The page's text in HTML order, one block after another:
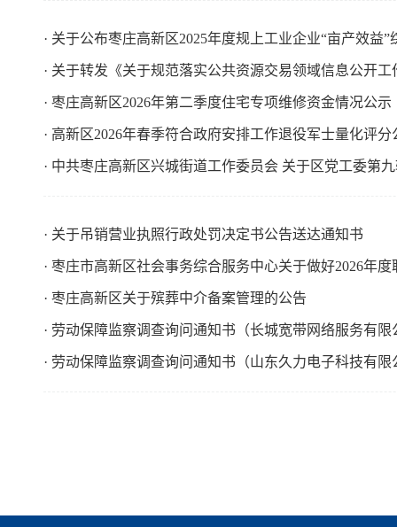
· 关于公布枣庄高新区2025年度规上工业企业“亩产效益
· 关于转发《关于规范落实公共资源交易领域信息公开工
· 枣庄高新区2026年第二季度住宅专项维修资金情况公示
· 高新区2026年春季符合政府安排工作退役军士量化评分
· 中共枣庄高新区兴城街道工作委员会 关于区党工委第
· 关于吊销营业执照行政处罚决定书公告送达通知书
· 枣庄市高新区社会事务综合服务中心关于做好2026年
· 枣庄高新区关于殡葬中介备案管理的公告
· 劳动保障监察调查询问通知书（长城宽带网络服务有
· 劳动保障监察调查询问通知书（山东久力电子科技有限